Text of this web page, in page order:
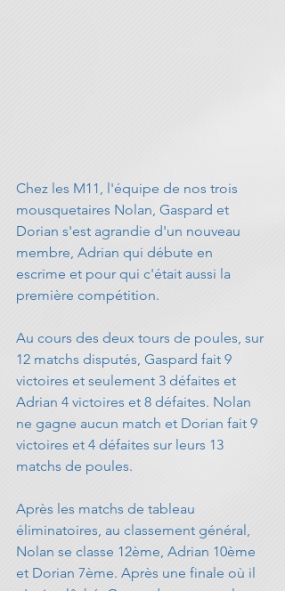
Chez les M11, l'équipe de nos trois
mousquetaires Nolan, Gaspard et
Dorian s'est agrandie d'un nouveau
membre, Adrian qui débute en
escrime et pour qui c'était aussi la
première compétition.
Au cours des deux tours de poules, sur
12 matchs disputés, Gaspard fait 9
victoires et seulement 3 défaites et
Adrian 4 victoires et 8 défaites. Nolan
ne gagne aucun match et Dorian fait 9
victoires et 4 défaites sur leurs 13
matchs de poules.
Après les matchs de tableau
éliminatoires, au classement général,
Nolan se classe 12ème, Adrian 10ème
et Dorian 7ème. Après une finale où il